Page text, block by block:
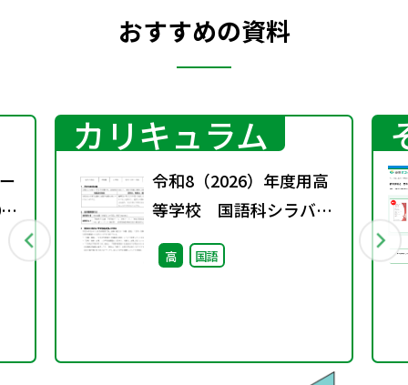
おすすめの資料
カリキュラム
令和8（2026）年度用高
等学校 国語科シラバス
案・ルーブリック
高 国語